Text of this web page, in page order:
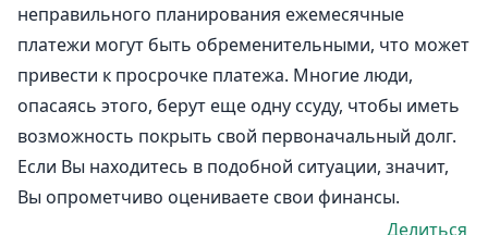
неправильного планирования ежемесячные
платежи могут быть обременительными, что может
привести к просрочке платежа. Многие люди,
опасаясь этого, берут еще одну ссуду, чтобы иметь
возможность покрыть свой первоначальный долг.
Если Вы находитесь в подобной ситуации, значит,
Вы опрометчиво оцениваете свои финансы.
Делиться